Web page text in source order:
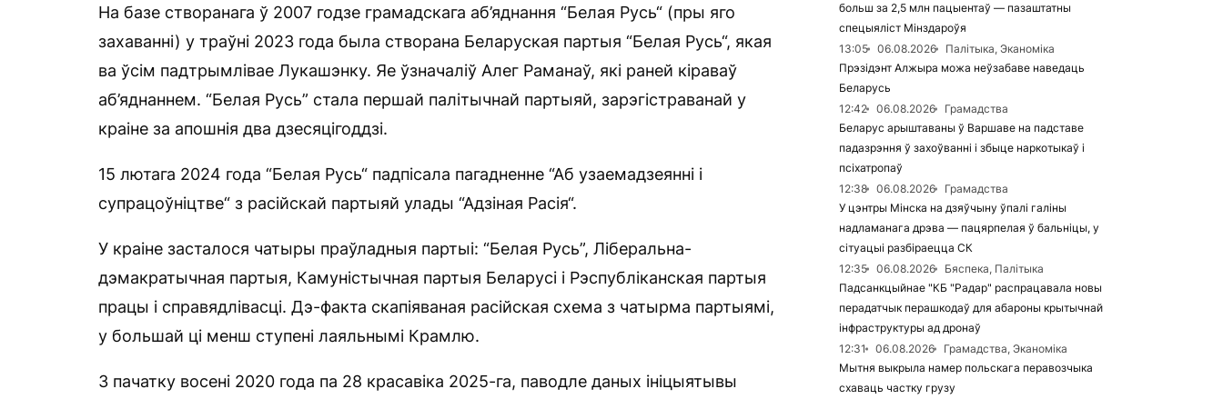
На базе створанага ў 2007 годзе грамадскага аб’яднання “Белая Русь“ (пры яго
захаванні) у траўні 2023 года была створана Беларуская партыя “Белая Русь“, якая
ва ўсім падтрымлівае Лукашэнку. Яе ўзначаліў Алег Раманаў, які раней кіраваў
аб’яднаннем. “Белая Русь” стала першай палітычнай партыяй, зарэгістраванай у
краіне за апошнія два дзесяцігоддзі.
15 лютага 2024 года “Белая Русь“ падпісала пагадненне “Аб узаемадзеянні і
супрацоўніцтве“ з расійскай партыяй улады “Адзіная Расія“.
У краіне засталося чатыры праўладныя партыі: “Белая Русь”, Ліберальна-
дэмакратычная партыя, Камуністычная партыя Беларусі і Рэспубліканская партыя
працы і справядлівасці. Дэ-факта скапіяваная расійская схема з чатырма партыямі,
у большай ці менш ступені лаяльнымі Крамлю.
З пачатку восені 2020 года па 28 красавіка 2025-га, паводле даных ініцыятывы
больш за 2,5 млн пацыентаў — пазаштатны
спецыяліст Мінздароўя
13:05
06.08.2026
Палітыка, Эканоміка
Прэзідэнт Алжыра можа неўзабаве наведаць
Беларусь
12:42
06.08.2026
Грамадства
Беларус арыштаваны ў Варшаве на падставе
падазрэння ў захоўванні і збыце наркотыкаў і
псіхатропаў
12:38
06.08.2026
Грамадства
У цэнтры Мінска на дзяўчыну ўпалі галіны
надламанага дрэва — пацярпелая ў бальніцы, у
сітуацыі разбіраецца СК
12:35
06.08.2026
Бяспека, Палітыка
Падсанкцыйнае "КБ "Радар" распрацавала новы
перадатчык перашкодаў для абароны крытычнай
інфраструктуры ад дронаў
12:31
06.08.2026
Грамадства, Эканоміка
Мытня выкрыла намер польскага перавозчыка
схаваць частку грузу